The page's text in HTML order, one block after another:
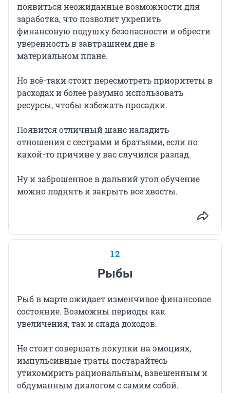
появиться неожиданные возможности для
заработка, что позволит укрепить
финансовую подушку безопасности и обрести
уверенность в завтрашнем дне в
материальном плане.
Но всё-таки стоит пересмотреть приоритеты в
расходах и более разумно использовать
ресурсы, чтобы избежать просадки.
Появится отличный шанс наладить
отношения с сестрами и братьями, если по
какой-то причине у вас случился разлад.
Ну и заброшенное в дальний угол обучение
можно поднять и закрыть все хвосты.
12
Рыбы
Рыб в марте ожидает изменчивое финансовое
состояние. Возможны периоды как
увеличения, так и спада доходов.
Не стоит совершать покупки на эмоциях,
импульсивные траты постарайтесь
утихомирить рациональным, взвешенным и
обдуманным диалогом с самим собой.